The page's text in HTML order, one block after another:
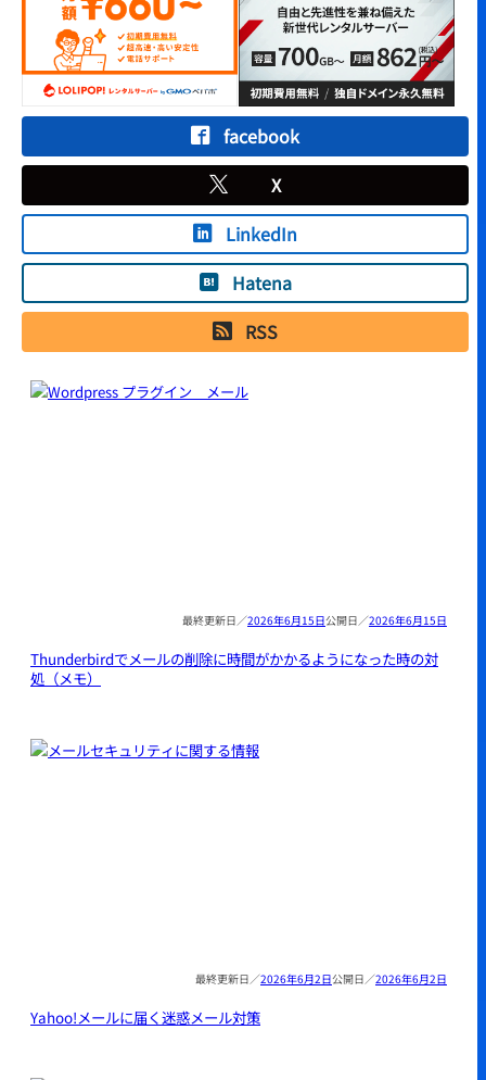
facebook
X
LinkedIn
Hatena
RSS
2026年6月15日 2026年6月15日
Thunderbirdでメールの削除に時間がかかるようになった時の対
処（メモ）
2026年6月2日 2026年6月2日
Yahoo!メールに届く迷惑メール対策